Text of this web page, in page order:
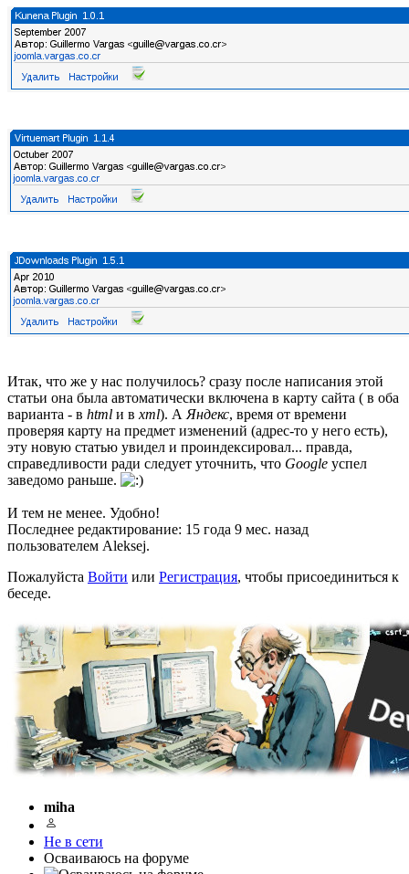
Итак, что же у нас получилось? сразу после написания этой
статьи она была автоматически включена в карту сайта ( в оба
варианта - в html и в xml). А Яндекс, время от времени
проверяя карту на предмет изменений (адрес-то у него есть),
эту новую статью увидел и проиндексировал... правда,
справедливости ради следует уточнить, что Google успел
заведомо раньше.
И тем не менее. Удобно!
Последнее редактирование: 15 года 9 мес. назад
пользователем Aleksej.
Пожалуйста Войти или Регистрация, чтобы присоединиться к
беседе.
miha
Не в сети
Осваиваюсь на форуме